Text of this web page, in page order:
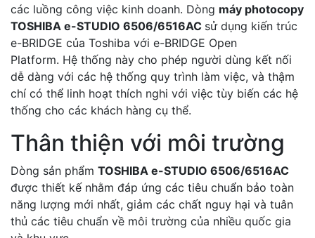
các luồng công việc kinh doanh. Dòng máy photocopy
TOSHIBA e-STUDIO 6506/6516AC sử dụng kiến ​​trúc
e-BRIDGE của Toshiba với e-BRIDGE Open
Platform. Hệ thống này cho phép người dùng kết nối
dễ dàng với các hệ thống quy trình làm việc, và thậm
chí có thể linh hoạt thích nghi với việc tùy biến các hệ
thống cho các khách hàng cụ thể.
Thân thiện với môi trường
Dòng sản phẩm TOSHIBA e-STUDIO 6506/6516AC
được thiết kế nhằm đáp ứng các tiêu chuẩn bảo toàn
năng lượng mới nhất, giảm các chất nguy hại và tuân
thủ các tiêu chuẩn về môi trường của nhiều quốc gia